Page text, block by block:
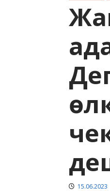
15.06.2023